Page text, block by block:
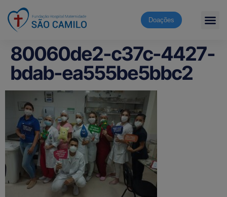
Doações
80060de2-c37c-4427-
bdab-ea555be5bbc2